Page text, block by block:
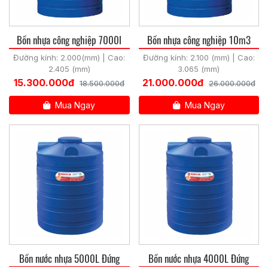
Bồn nhựa công nghiệp 7000l
đứng
Đường kính: 2.000(mm) | Cao:
2.405 (mm)
15.300.000đ 18.500.000đ
Mua Ngay
Bồn nhựa công nghiệp 10m3
Đường kính: 2.100 (mm) | Cao:
3.065 (mm)
21.000.000đ 26.000.000đ
Mua Ngay
Bồn nước nhựa 5000L Đứng Bồn nước nhựa 4000L Đứng